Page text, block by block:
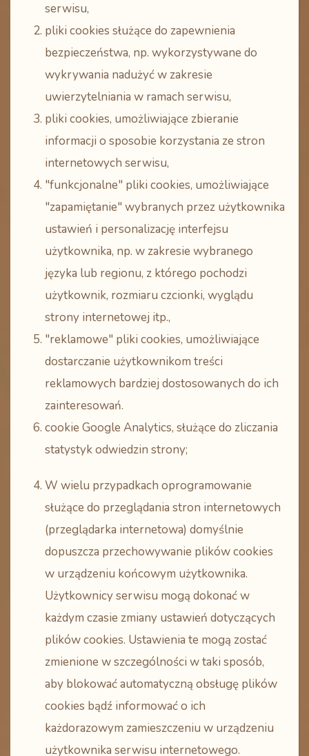
serwisu,
pliki cookies służące do zapewnienia
bezpieczeństwa, np. wykorzystywane do
wykrywania nadużyć w zakresie
uwierzytelniania w ramach serwisu,
pliki cookies, umożliwiające zbieranie
informacji o sposobie korzystania ze stron
internetowych serwisu,
"funkcjonalne" pliki cookies, umożliwiające
"zapamiętanie" wybranych przez użytkownika
ustawień i personalizację interfejsu
użytkownika, np. w zakresie wybranego
języka lub regionu, z którego pochodzi
użytkownik, rozmiaru czcionki, wyglądu
strony internetowej itp.,
"reklamowe" pliki cookies, umożliwiające
dostarczanie użytkownikom treści
reklamowych bardziej dostosowanych do ich
zainteresowań.
cookie Google Analytics, służące do zliczania
statystyk odwiedzin strony;
W wielu przypadkach oprogramowanie
służące do przeglądania stron internetowych
(przeglądarka internetowa) domyślnie
dopuszcza przechowywanie plików cookies
w urządzeniu końcowym użytkownika.
Użytkownicy serwisu mogą dokonać w
każdym czasie zmiany ustawień dotyczących
plików cookies. Ustawienia te mogą zostać
zmienione w szczególności w taki sposób,
aby blokować automatyczną obsługę plików
cookies bądź informować o ich
każdorazowym zamieszczeniu w urządzeniu
użytkownika serwisu internetowego.